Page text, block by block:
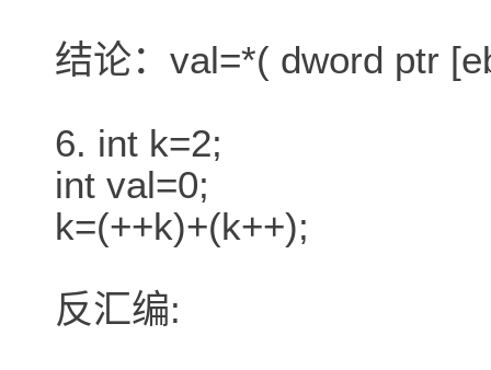
结论：val=*( dword ptr
6. int k=2;
int val=0;
k=(++k)+(k++);
反汇编: